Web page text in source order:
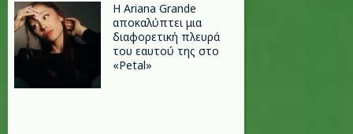
Η Ariana Grande
αποκαλύπτει μια
διαφορετική πλευρά
του εαυτού της στο
«Petal»